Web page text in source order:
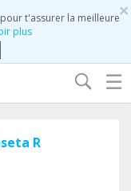
×
t'assurer la meilleure
plus
☰
R